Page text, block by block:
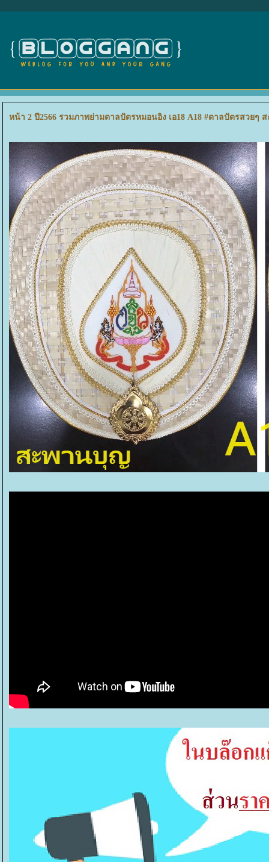
หน้า 2 ปี2566 รวมภาพย่ามตาลปัตรหมอนอิง เอ18 A18 #ตาลปัตรสวยๆ